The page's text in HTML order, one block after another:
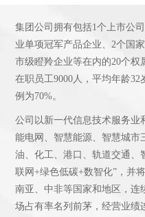
集团公司拥有包括1个上市公
业单项冠军产品企业、2个国
市级瞪羚企业等在内的20个权
在职员工9000人，平均年龄
例为70%。
公司以新一代信息技术服务业
能电网、智慧能源、智慧城市
油、化工、港口、轨道交通、
联网+绿色低碳+数智化”，并
南亚、中非等国家和地区，连
场占有率名列前茅，经营业绩